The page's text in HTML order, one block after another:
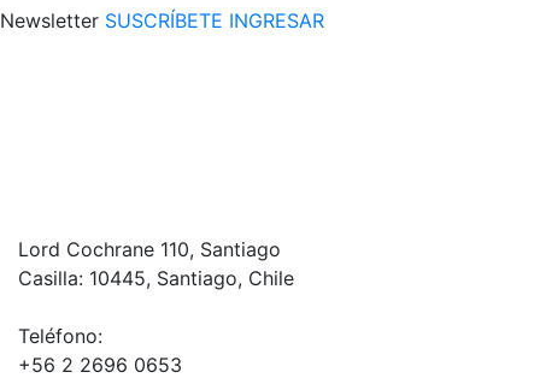
Newsletter SUSCRÍBETE INGRESAR
Lord Cochrane 110, Santiago
Casilla: 10445, Santiago, Chile
Teléfono:
+56 2 2696 0653